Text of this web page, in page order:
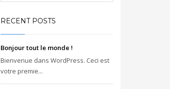
RECENT POSTS
Bonjour tout le monde !
Bienvenue dans WordPress. Ceci est
votre premie...